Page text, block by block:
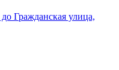
Гражданская улица,